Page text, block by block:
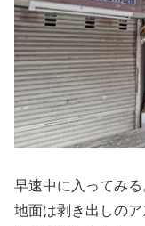
早速中に入ってみる
地面は剥き出しの